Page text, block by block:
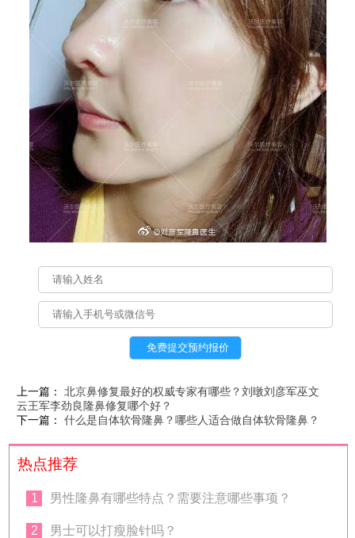
上一篇：北京鼻修复最好的权威专家有哪些？刘暾刘彦军巫文
云王军李劲良隆鼻修复哪个好？
下一篇：什么是自体软骨隆鼻？哪些人适合做自体软骨隆鼻？
热点推荐
1 男性隆鼻有哪些特点？需要注意哪些事项？
2 男士可以打瘦脸针吗？